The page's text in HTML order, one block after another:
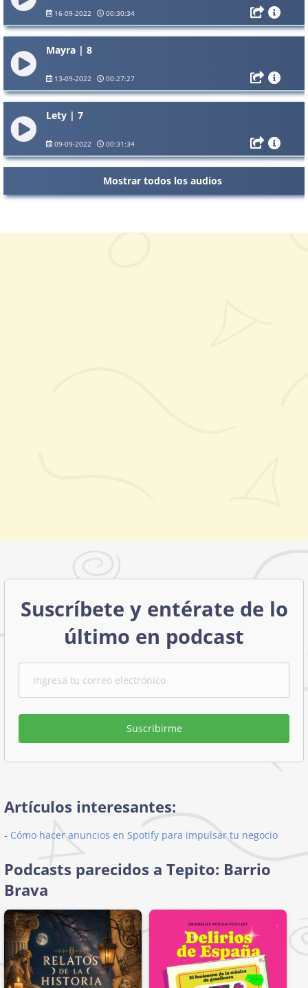
16-09-2022 00:30:34
Mayra | 8
13-09-2022 00:27:27
Lety | 7
09-09-2022 00:31:34
Mostrar todos los audios
Suscríbete y entérate de lo
último en podcast
Suscribirme
Artículos interesantes:
- Cómo hacer anuncios en Spotify para impulsar tu negocio
Podcasts parecidos a Tepito: Barrio
Brava